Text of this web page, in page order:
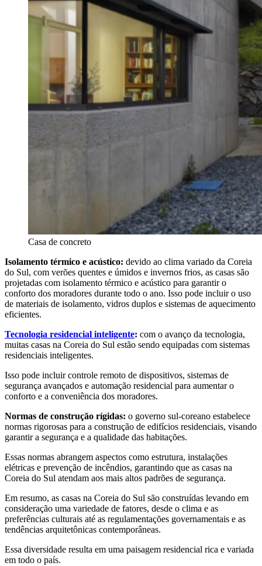
Casa de concreto
Isolamento térmico e acústico: devido ao clima variado da Coreia
do Sul, com verões quentes e úmidos e invernos frios, as casas são
projetadas com isolamento térmico e acústico para garantir o
conforto dos moradores durante todo o ano. Isso pode incluir o uso
de materiais de isolamento, vidros duplos e sistemas de aquecimento
eficientes.
Tecnologia residencial inteligente: com o avanço da tecnologia,
muitas casas na Coreia do Sul estão sendo equipadas com sistemas
residenciais inteligentes.
Isso pode incluir controle remoto de dispositivos, sistemas de
segurança avançados e automação residencial para aumentar o
conforto e a conveniência dos moradores.
Normas de construção rígidas: o governo sul-coreano estabelece
normas rigorosas para a construção de edifícios residenciais, visando
garantir a segurança e a qualidade das habitações.
Essas normas abrangem aspectos como estrutura, instalações
elétricas e prevenção de incêndios, garantindo que as casas na
Coreia do Sul atendam aos mais altos padrões de segurança.
Em resumo, as casas na Coreia do Sul são construídas levando em
consideração uma variedade de fatores, desde o clima e as
preferências culturais até as regulamentações governamentais e as
tendências arquitetônicas contemporâneas.
Essa diversidade resulta em uma paisagem residencial rica e variada
em todo o país.